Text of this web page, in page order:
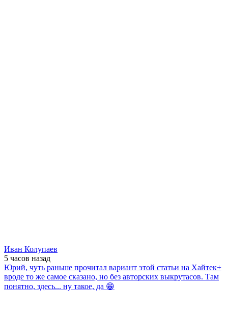
Иван Колупаев
5 часов назад
Юрий, чуть раньше прочитал вариант этой статьи на Хайтек+
вроде то же самое сказано, но без авторских выкрутасов. Там
понятно, здесь... ну такое, да 😁